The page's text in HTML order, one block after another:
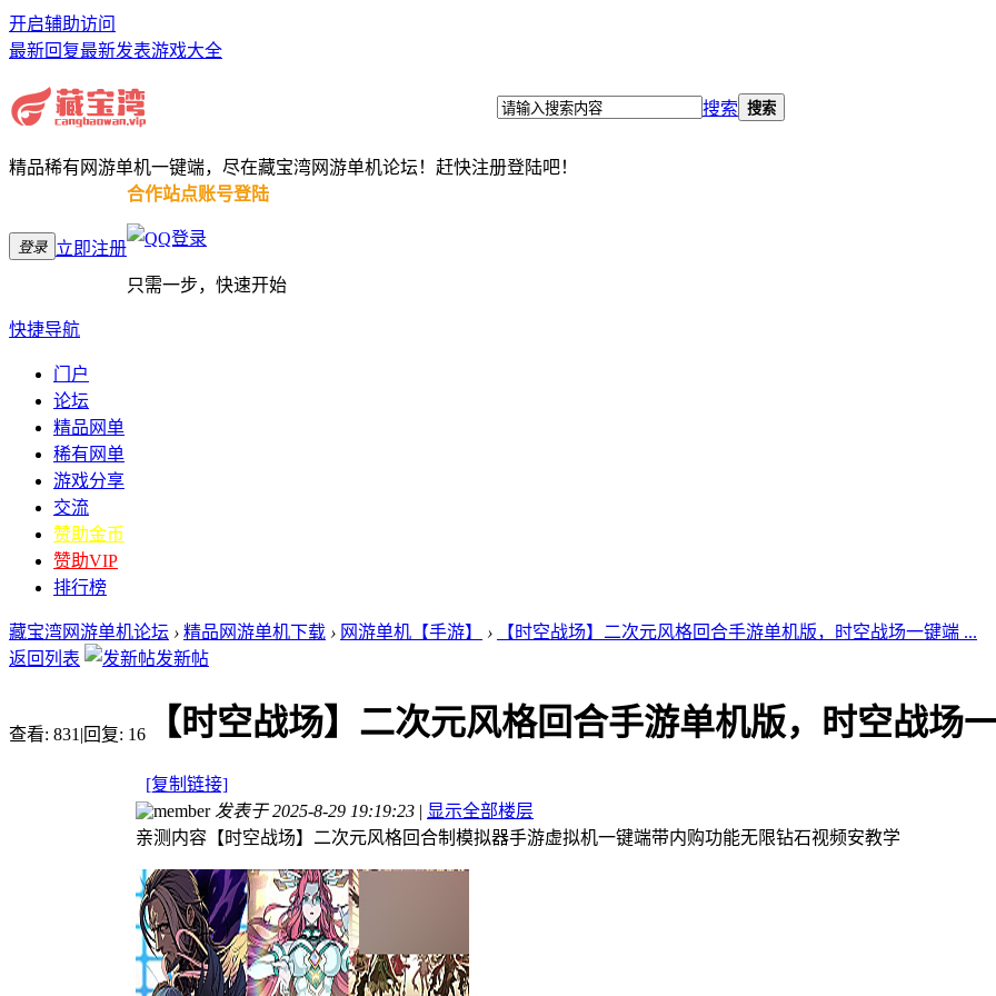
开启辅助访问
最新回复最新发表游戏大全
搜索 搜索
精品稀有网游单机一键端，尽在藏宝湾网游单机论坛！赶快注册登陆吧！
登录 立即注册
合作站点账号登陆
只需一步，快速开始
快捷导航
门户
论坛
精品网单
稀有网单
游戏分享
交流
赞助金币
赞助VIP
排行榜
藏宝湾网游单机论坛 › 精品网游单机下载 › 网游单机【手游】 ›
【时空战场】二次元风格回合手游单机版，时空战场一键端 ...
返回列表
发新帖
查看: 831 |回复: 16 【时空战场】二次元风格回合手游单机版，时空战场
[复制链接]
发表于 2025-8-29 19:19:23 | 显示全部楼层
亲测内容【时空战场】二次元风格回合制模拟器手游虚拟机一键端带内购功能无限钻石视频安教学